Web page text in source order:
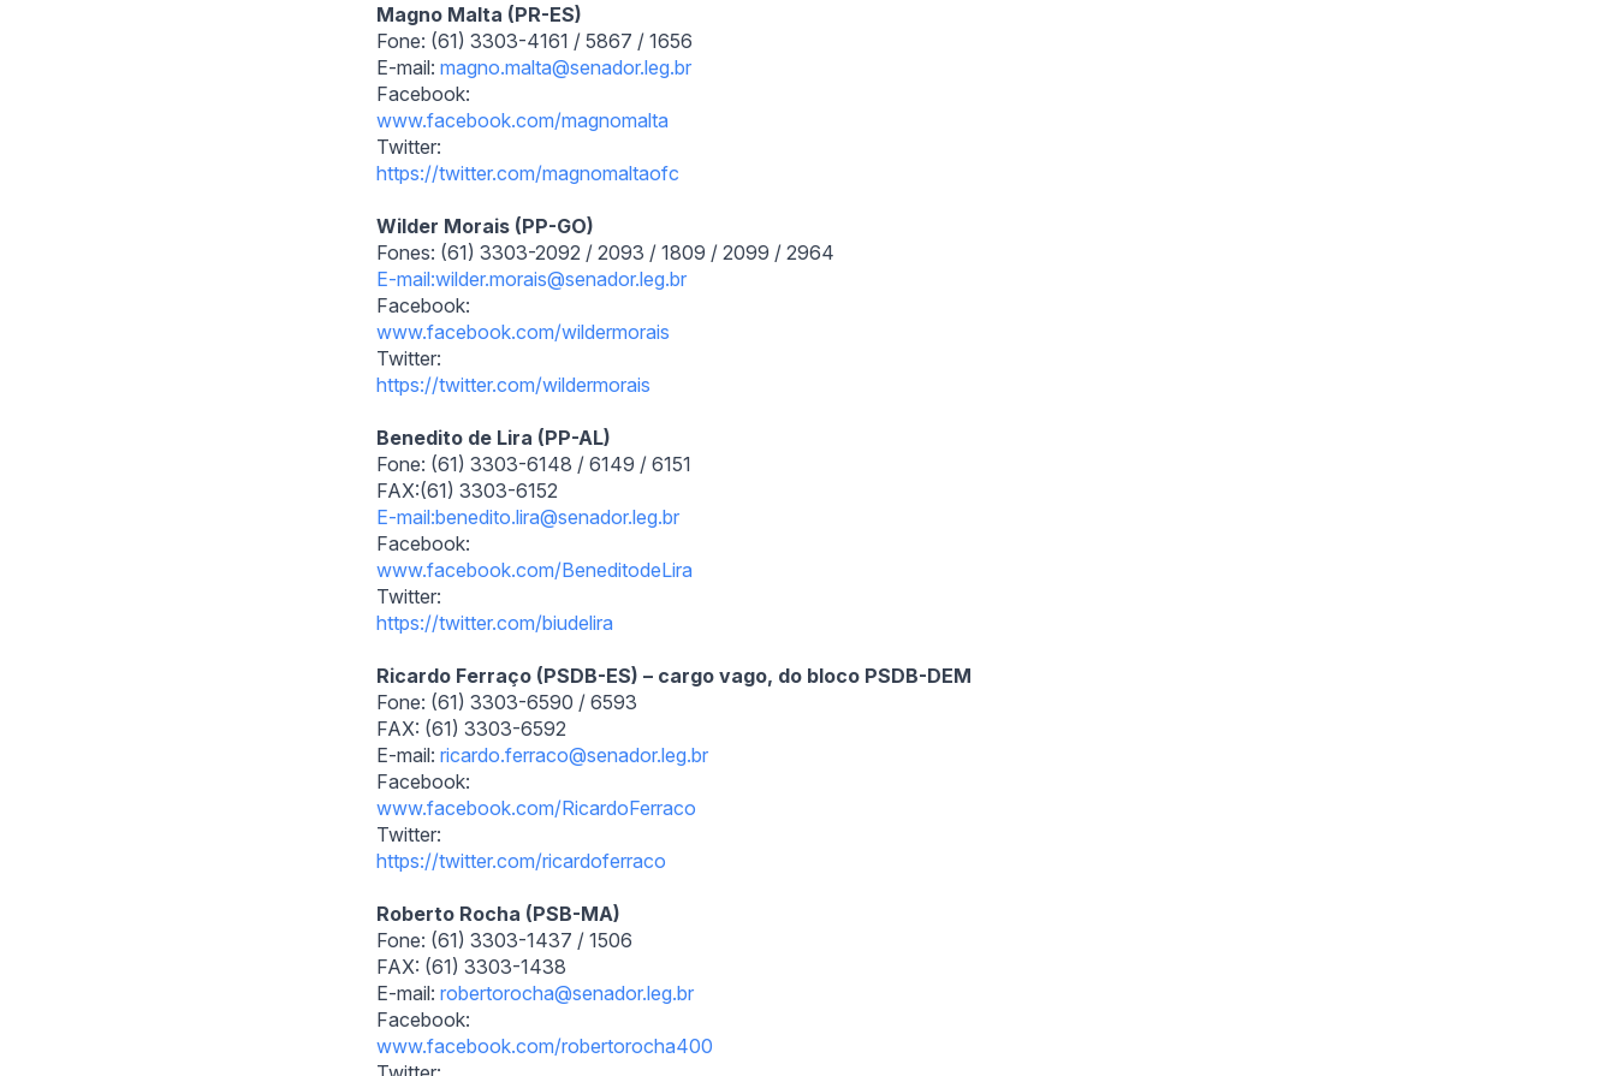
Magno Malta (PR-ES)
Fone: (61) 3303-4161 / 5867 / 1656
E-mail:magno.malta@senador.leg.br
Facebook:
www.facebook.com/magnomalta
Twitter:
https://twitter.com/magnomaltaofc
Wilder Morais (PP-GO)
Fones: (61) 3303-2092 / 2093 / 1809 / 2099 / 2964
E-mail:wilder.morais@senador.leg.br
Facebook:
www.facebook.com/wildermorais
Twitter:
https://twitter.com/wildermorais
Benedito de Lira (PP-AL)
Fone: (61) 3303-6148 / 6149 / 6151
FAX:(61) 3303-6152
E-mail:benedito.lira@senador.leg.br
Facebook:
www.facebook.com/BeneditodeLira
Twitter:
https://twitter.com/biudelira
Ricardo Ferraço (PSDB-ES) – cargo vago, do bloco PSDB-DEM
Fone: (61) 3303-6590 / 6593
FAX: (61) 3303-6592
E-mail: ricardo.ferraco@senador.leg.br
Facebook:
www.facebook.com/RicardoFerraco
Twitter:
https://twitter.com/ricardoferraco
Roberto Rocha (PSB-MA)
Fone: (61) 3303-1437 / 1506
FAX: (61) 3303-1438
E-mail:robertorocha@senador.leg.br
Facebook:
www.facebook.com/robertorocha400